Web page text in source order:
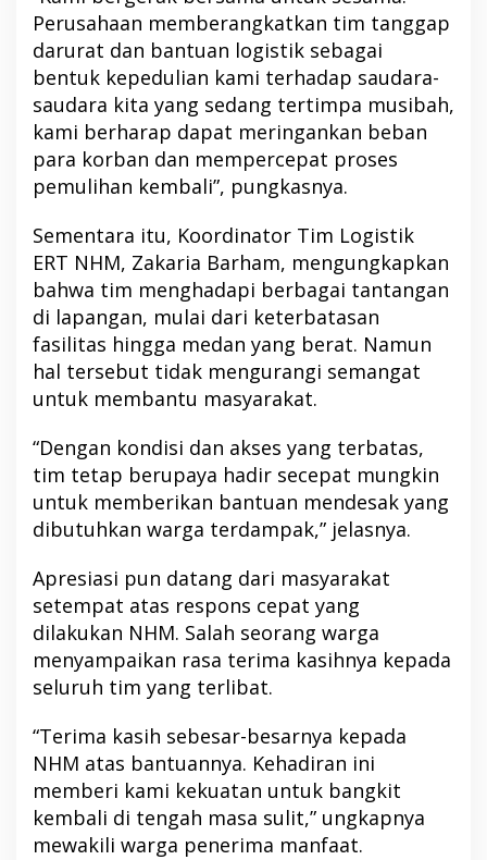
Perusahaan memberangkatkan tim tanggap
darurat dan bantuan logistik sebagai
bentuk kepedulian kami terhadap saudara-
saudara kita yang sedang tertimpa musibah,
kami berharap dapat meringankan beban
para korban dan mempercepat proses
pemulihan kembali”, pungkasnya.
Sementara itu, Koordinator Tim Logistik
ERT NHM, Zakaria Barham, mengungkapkan
bahwa tim menghadapi berbagai tantangan
di lapangan, mulai dari keterbatasan
fasilitas hingga medan yang berat. Namun
hal tersebut tidak mengurangi semangat
untuk membantu masyarakat.
“Dengan kondisi dan akses yang terbatas,
tim tetap berupaya hadir secepat mungkin
untuk memberikan bantuan mendesak yang
dibutuhkan warga terdampak,” jelasnya.
Apresiasi pun datang dari masyarakat
setempat atas respons cepat yang
dilakukan NHM. Salah seorang warga
menyampaikan rasa terima kasihnya kepada
seluruh tim yang terlibat.
“Terima kasih sebesar-besarnya kepada
NHM atas bantuannya. Kehadiran ini
memberi kami kekuatan untuk bangkit
kembali di tengah masa sulit,” ungkapnya
mewakili warga penerima manfaat.